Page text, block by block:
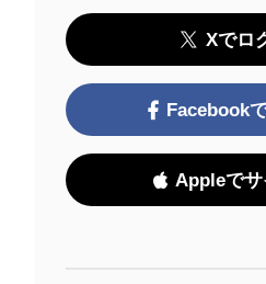
Xでロ
Facebook
Appleで